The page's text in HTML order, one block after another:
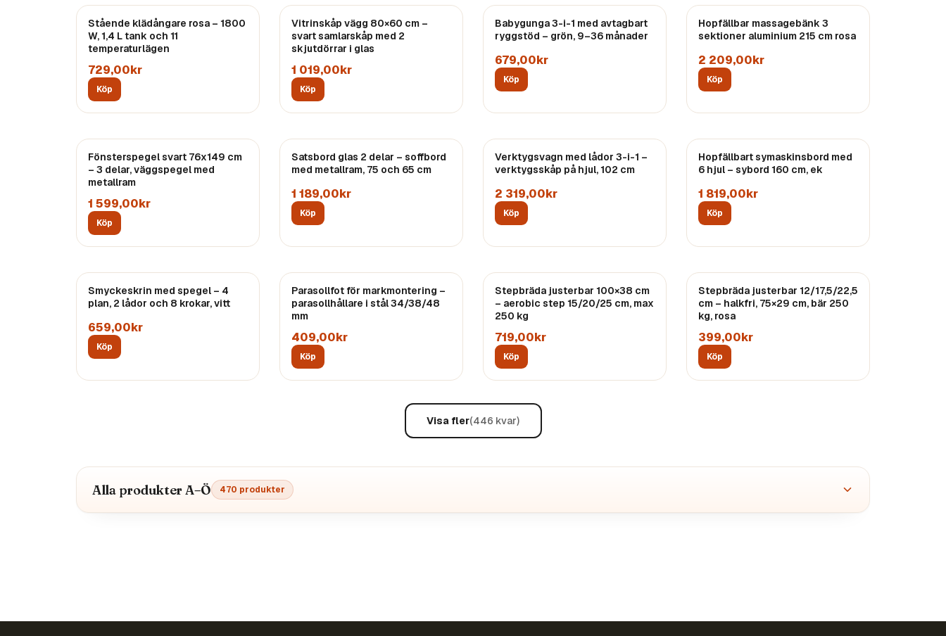
Stående klädångare rosa – 1800
W, 1,4 L tank och 11
temperaturlägen
729,00kr
Köp
Vitrinskåp vägg 80×60 cm –
svart samlarskåp med 2
skjutdörrar i glas
1 019,00kr
Köp
Babygunga 3-i-1 med avtagbart
ryggstöd – grön, 9–36 månader
679,00kr
Köp
Hopfällbar massagebänk 3
sektioner aluminium 215 cm rosa
2 209,00kr
Köp
Fönsterspegel svart 76x149 cm
– 3 delar, väggspegel med
metallram
1 599,00kr
Köp
Satsbord glas 2 delar – soffbord
med metallram, 75 och 65 cm
1 189,00kr
Köp
Verktygsvagn med lådor 3-i-1 –
verktygsskåp på hjul, 102 cm
2 319,00kr
Köp
Hopfällbart symaskinsbord med
6 hjul – sybord 160 cm, ek
1 819,00kr
Köp
Smyckeskrin med spegel – 4
plan, 2 lådor och 8 krokar, vitt
659,00kr
Köp
Parasollfot för markmontering –
parasollhållare i stål 34/38/48
mm
409,00kr
Köp
Endast1kvar
Stepbräda justerbar 100×38 cm
– aerobic step 15/20/25 cm, max
250 kg
719,00kr
Köp
Stepbräda justerbar 12/17,5/22,5
cm – halkfri, 75×29 cm, bär 250
kg, rosa
399,00kr
Köp
Visa fler(446 kvar)
Alla produkter A–Ö 470 produkter